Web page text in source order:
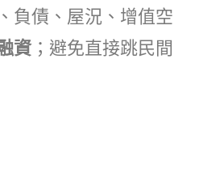
負債、屋況、增值空
資；避免直接跳民間